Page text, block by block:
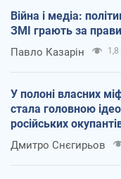
Війна і медіа:
ЗМІ грають за
Павло Казарін 1,8
У полоні власних
стала головною
російських
Дмитро Снєгирьов